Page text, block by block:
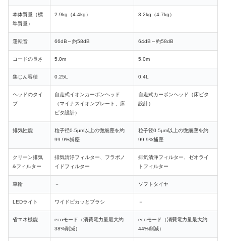
本体質量（標
準質量）
2.9kg（4.4kg） 3.2kg（4.7kg）
運転音 66dB～約58dB 64dB ～約58dB
コードの長さ 5.0m 5.0m
集じん容積 0.25L 0.4L
ヘッドのタイ
プ
自走式イオンカーボンヘッド
（マイナスイオンプレート
、床
ピタ設計）
自走式カーボンヘッド（床ピタ
設計）
排気性能
粒子径0.5μm以上の微細塵を約
99.9%捕塵
粒子径0.5μm以上の微細塵を約
99.9%捕塵
クリーン排気
&フィルター
排気清浄フィルター、フラボノ
イドフィルター
排気清浄フィルター、 ゼオライ
トフィルター
車輪 － ソフトタイヤ
LEDライト ワイドピカッとブラシ －
省エネ機能
ecoモード（消費電力量最大約
38%削減）
ecoモード（消費電力量最大約
44%削減）